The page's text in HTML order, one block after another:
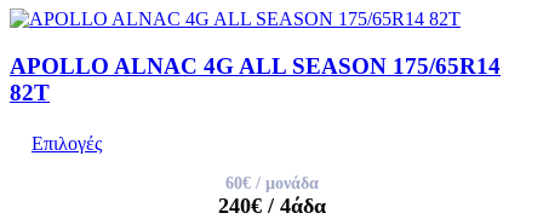
APOLLO ALNAC 4G ALL SEASON 175/65R14
82T
Επιλογές
60€/ μονάδα
240€/ 4άδα